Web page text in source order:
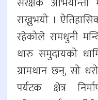
राख्नुभयो ।
रहेकोले रामधुनी
थारु समुदायको
ग्रामथान छन्, सो
पर्यटक क्षेत्र